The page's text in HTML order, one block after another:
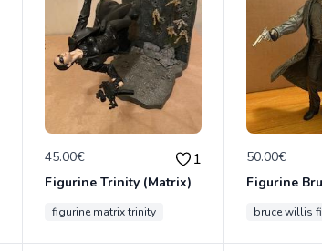
45.00€ 1
Figurine Trinity (Matrix)
figurine matrix trinity
50.00€
bruce willis